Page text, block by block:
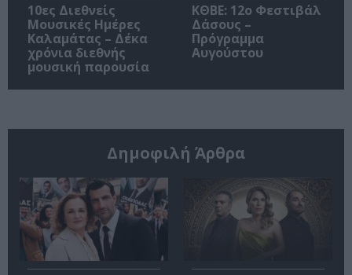
10ες Διεθνείς
Μουσικές Ημέρες
Καλαμάτας – Δέκα
χρόνια διεθνής
μουσική παρουσία
ΚΘΒΕ: 12ο Φεστιβάλ
Δάσους –
Πρόγραμμα
Αυγούστου
Δημοφιλή Άρθρα